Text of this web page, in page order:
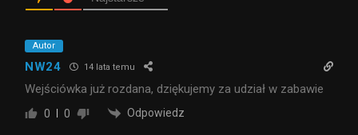
Autor
NW24 14 lata temu
Wejściówka już rozdana, dziękujemy za udział w zabawie
0 0 Odpowiedz